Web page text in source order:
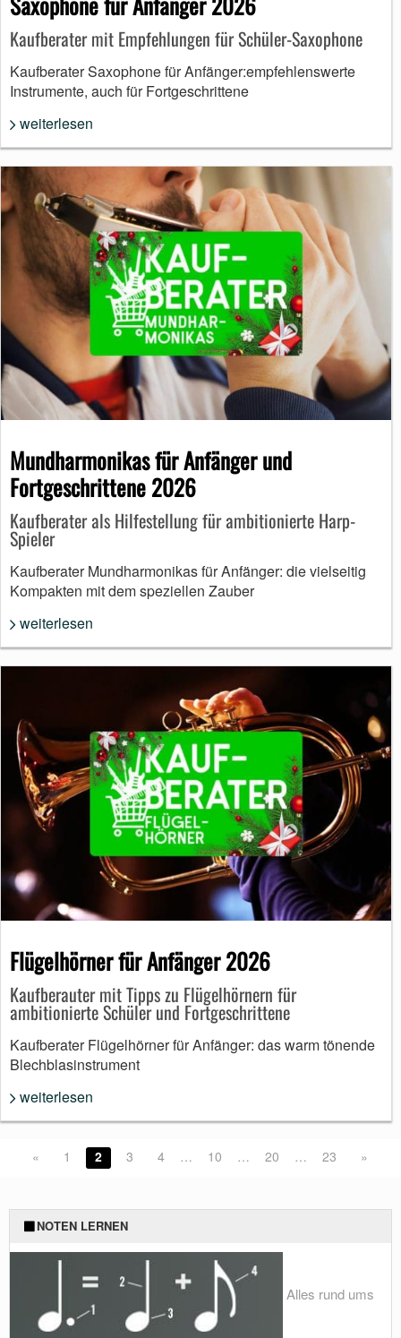
Kaufberater mit Empfehlungen für Schüler-Saxophone
Kaufberater Saxophone für Anfänger:empfehlenswerte
Instrumente, auch für Fortgeschrittene
weiterlesen
Mundharmonikas für Anfänger und
Fortgeschrittene 2026
Kaufberater als Hilfestellung für ambitionierte Harp-
Spieler
Kaufberater Mundharmonikas für Anfänger: die vielseitig
Kompakten mit dem speziellen Zauber
weiterlesen
Flügelhörner für Anfänger 2026
Kaufberauter mit Tipps zu Flügelhörnern für
ambitionierte Schüler und Fortgeschrittene
Kaufberater Flügelhörner für Anfänger: das warm tönende
Blechblasinstrument
weiterlesen
« 1 2 3 4 … 10 … 20 … 23 »
NOTEN LERNEN
Alles rund ums